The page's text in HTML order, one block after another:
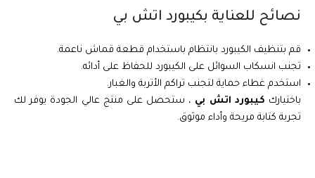
نصائح للعناية بكيبورد اتش بي
قم بتنظيف الكيبورد بانتظام باستخدام قطعة قماش ناعمة.
تجنب انسكاب السوائل على الكيبورد للحفاظ على أدائه.
استخدم غطاء حماية لتجنب تراكم الأتربة والغبار.
باختيارك كيبورد اتش بي ، ستحصل على منتج عالي الجودة يوفر لك
تجربة كتابة مريحة وأداء موثوق.